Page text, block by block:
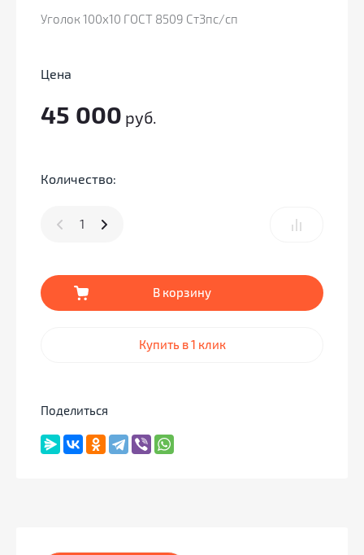
Уголок 100х10 ГОСТ 8509 Ст3пс/сп
Цена
45 000 руб.
Количество:
В корзину
Купить в 1 клик
Поделиться